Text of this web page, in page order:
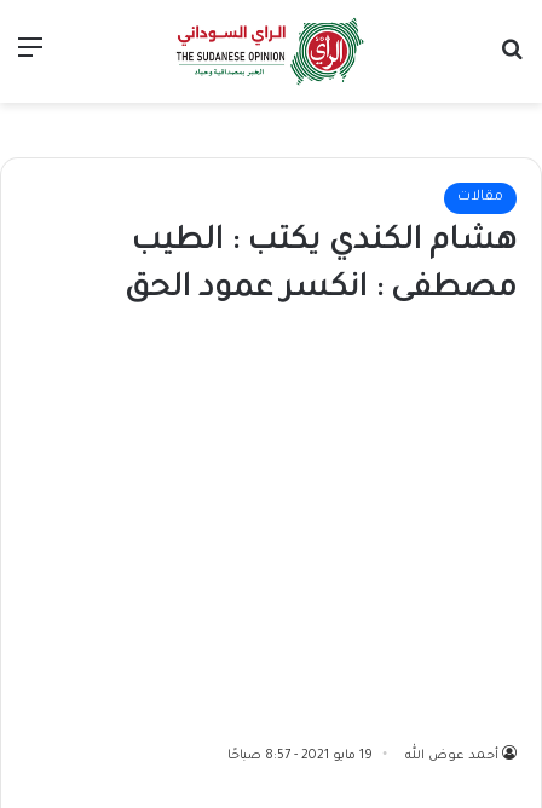
مقالات
هشام الكندي يكتب : الطيب
مصطفى : انكسر عمود الحق
أحمد عوض الله 19 مايو 2021 - 8:57 صباحًا